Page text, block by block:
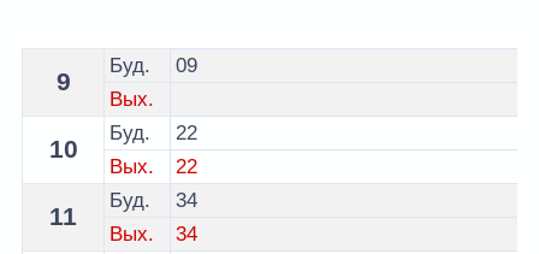
Расписание 13 автобуса Гродно - остановка Азот
9
Буд.
09
Вых.
10
Буд.
22
Вых.
22
11
Буд.
34
Вых.
34